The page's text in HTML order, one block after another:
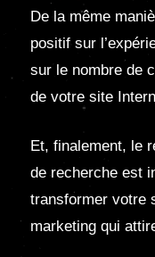
De la même
positif sur
sur le nombre de
de votre site
Et, finalement, le
de recherche est
transformer votre
marketing qui